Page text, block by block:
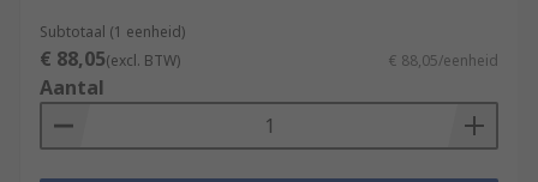
Subtotaal (1 eenheid)
€ 88,05(excl. BTW) € 88,05/eenheid
Aantal